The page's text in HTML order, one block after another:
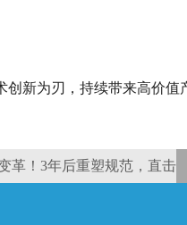
新为刃，持续带来高价
革！3年后重塑规范，直击